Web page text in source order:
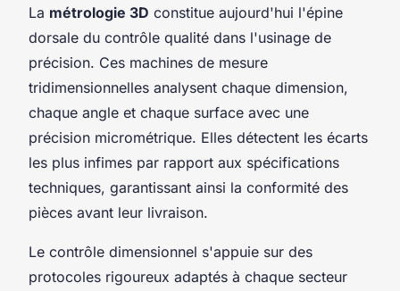
La métrologie 3D constitue aujourd'hui l'épine
dorsale du contrôle qualité dans l'usinage de
précision. Ces machines de mesure
tridimensionnelles analysent chaque dimension,
chaque angle et chaque surface avec une
précision micrométrique. Elles détectent les écarts
les plus infimes par rapport aux spécifications
techniques, garantissant ainsi la conformité des
pièces avant leur livraison.
Le contrôle dimensionnel s'appuie sur des
protocoles rigoureux adaptés à chaque secteur